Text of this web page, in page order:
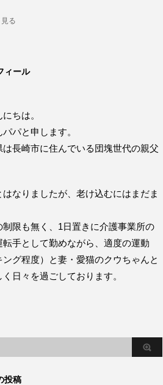
る
ィール
ちは。
パと申します。
は長崎市に住んでいる団塊世代の親父
はなりましたが、老け込むにはまだま
制限も無く、1日置きに介護事業所の
転手として勤めながら、適度の運動
ング程度）と妻・愛猫のクウちゃんと
日々を過ごしております。
投稿